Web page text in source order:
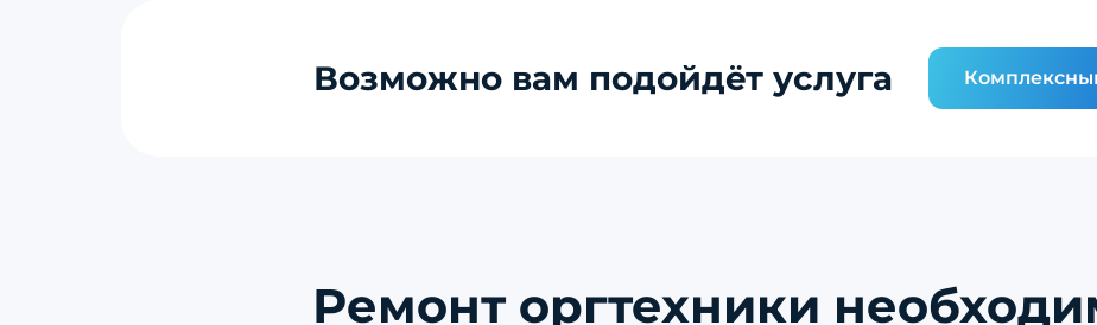
Возможно вам подойдёт услуга
Ремонт оргтехники